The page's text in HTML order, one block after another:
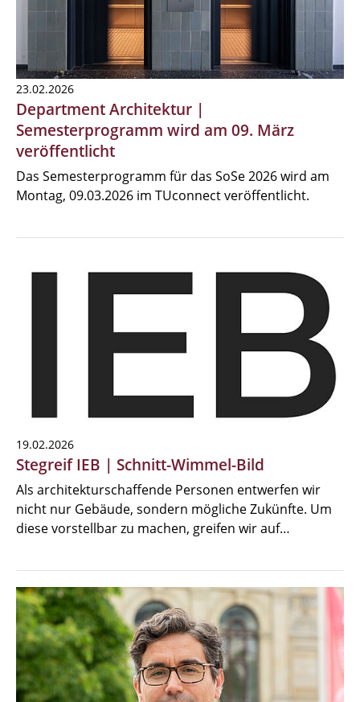
23.02.2026
Department Architektur |
Semesterprogramm wird am 09. März
veröffentlicht
Das Semesterprogramm für das SoSe 2026 wird am
Montag, 09.03.2026 im TUconnect veröffentlicht.
19.02.2026
Stegreif IEB | Schnitt-Wimmel-Bild
Als architekturschaffende Personen entwerfen wir
nicht nur Gebäude, sondern mögliche Zukünfte. Um
diese vorstellbar zu machen, greifen wir auf…